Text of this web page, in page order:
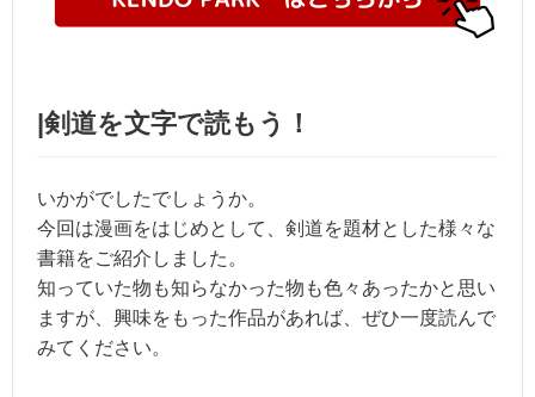
|剣道を文字で読もう！
いかがでしたでしょうか。
今回は漫画をはじめとして、剣道を題材とした様々な
書籍をご紹介しました。
知っていた物も知らなかった物も色々あったかと思い
ますが、興味をもった作品があれば、ぜひ一度読んで
みてください。